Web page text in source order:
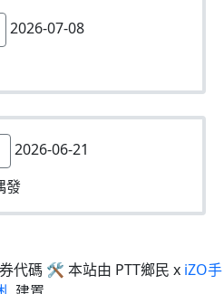
2026-07-08
2026-06-21
發
代碼 🛠 本站由 PTT鄉民 x iZO手